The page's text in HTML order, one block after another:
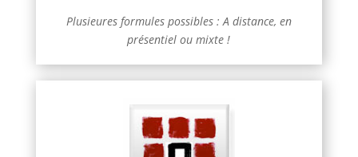
Plusieures formules possibles : A distance, en
présentiel ou mixte !